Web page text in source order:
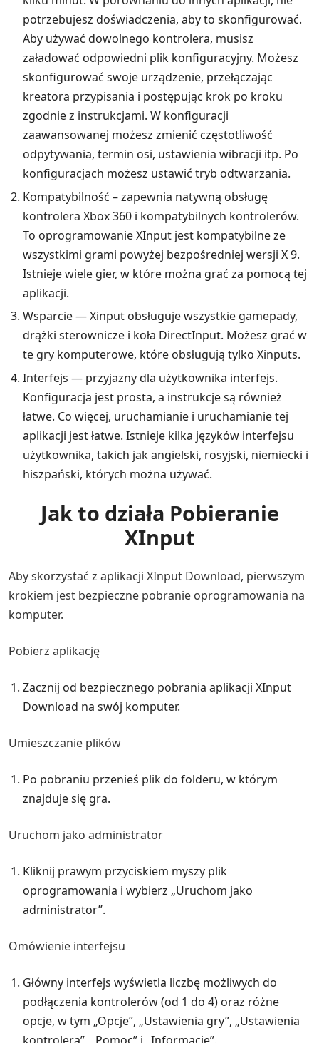
potrzebujesz doświadczenia, aby to skonfigurować.
Aby używać dowolnego kontrolera, musisz
załadować odpowiedni plik konfiguracyjny. Możesz
skonfigurować swoje urządzenie, przełączając
kreatora przypisania i postępując krok po kroku
zgodnie z instrukcjami. W konfiguracji
zaawansowanej możesz zmienić częstotliwość
odpytywania, termin osi, ustawienia wibracji itp. Po
konfiguracjach możesz ustawić tryb odtwarzania.
Kompatybilność – zapewnia natywną obsługę
kontrolera Xbox 360 i kompatybilnych kontrolerów.
To oprogramowanie XInput jest kompatybilne ze
wszystkimi grami powyżej bezpośredniej wersji X 9.
Istnieje wiele gier, w które można grać za pomocą tej
aplikacji.
Wsparcie — Xinput obsługuje wszystkie gamepady,
drążki sterownicze i koła DirectInput. Możesz grać w
te gry komputerowe, które obsługują tylko Xinputs.
Interfejs — przyjazny dla użytkownika interfejs.
Konfiguracja jest prosta, a instrukcje są również
łatwe. Co więcej, uruchamianie i uruchamianie tej
aplikacji jest łatwe. Istnieje kilka języków interfejsu
użytkownika, takich jak angielski, rosyjski, niemiecki i
hiszpański, których można używać.
Jak to działa Pobieranie
XInput
Aby skorzystać z aplikacji XInput Download, pierwszym
krokiem jest bezpieczne pobranie oprogramowania na
komputer.
Pobierz aplikację
Zacznij od bezpiecznego pobrania aplikacji XInput
Download na swój komputer.
Umieszczanie plików
Po pobraniu przenieś plik do folderu, w którym
znajduje się gra.
Uruchom jako administrator
Kliknij prawym przyciskiem myszy plik
oprogramowania i wybierz „Uruchom jako
administrator”.
Omówienie interfejsu
Główny interfejs wyświetla liczbę możliwych do
podłączenia kontrolerów (od 1 do 4) oraz różne
opcje, w tym „Opcje”, „Ustawienia gry”, „Ustawienia